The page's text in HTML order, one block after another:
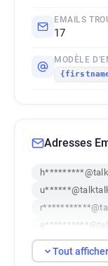
EMAILS
17
MODÈLE
Adresses
Tout